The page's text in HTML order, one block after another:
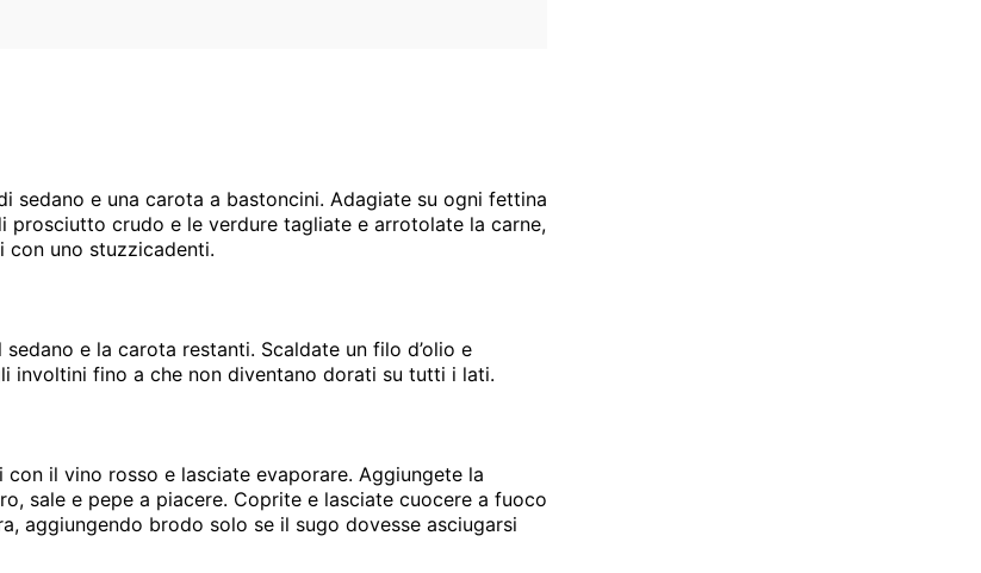
sedano e una carota a bastoncini. Adagiate su ogni fettina
prosciutto crudo e le verdure tagliate e arrotolate la carne,
con uno stuzzicadenti.
e la carota restanti. Scaldate un filo d’olio e
involtini fino a che non diventano dorati su tutti i lati.
con il vino rosso e lasciate evaporare. Aggiungete la
sale e pepe a piacere. Coprite e lasciate cuocere a fuoco
aggiungendo brodo solo se il sugo dovesse asciugarsi